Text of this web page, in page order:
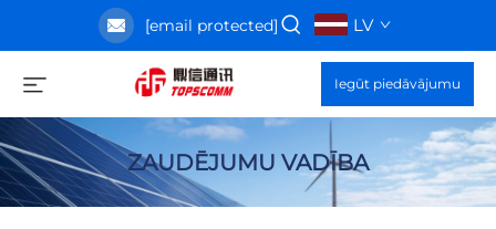
[email protected] LV
Iegūt piedāvājumu
ZAUDĒJUMU VADĪBA